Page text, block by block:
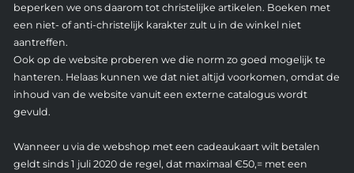
beperken we ons daarom tot christelijke artikelen. Boeken met
een niet- of anti-christelijk karakter zult u in de winkel niet
aantreffen.
Ook op de website proberen we die norm zo goed mogelijk te
hanteren. Helaas kunnen we dat niet altijd voorkomen, omdat de
inhoud van de website vanuit een externe catalogus wordt
gevuld.
Wanneer u via de webshop met een cadeaukaart wilt betalen
geldt sinds 1 juli 2020 de regel, dat maximaal €50,= met een